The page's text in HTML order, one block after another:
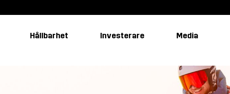
Hållbarhet Investerare Media